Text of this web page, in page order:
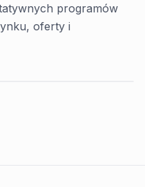
programów
oferty i